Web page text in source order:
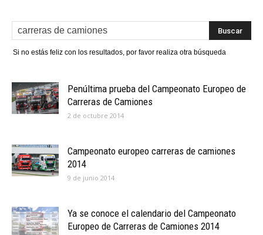
Si no estás feliz con los resultados, por favor realiza otra búsqueda
Penúltima prueba del Campeonato Europeo de
Carreras de Camiones
2 de octubre 2014
Campeonato europeo carreras de camiones
2014
9 de junio 2014
Ya se conoce el calendario del Campeonato
Europeo de Carreras de Camiones 2014